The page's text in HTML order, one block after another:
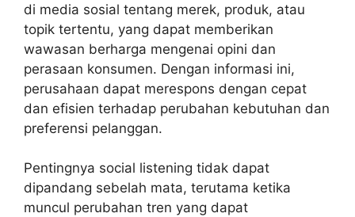
di media sosial tentang merek, produk, atau
topik tertentu, yang dapat memberikan
wawasan berharga mengenai opini dan
perasaan konsumen. Dengan informasi ini,
perusahaan dapat merespons dengan cepat
dan efisien terhadap perubahan kebutuhan dan
preferensi pelanggan.
Pentingnya social listening tidak dapat
dipandang sebelah mata, terutama ketika
muncul perubahan tren yang dapat